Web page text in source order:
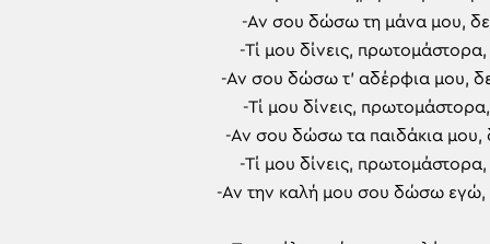
-Αν σου δώσω τη μάνα μου,
-Τί μου δίνεις,
-Αν σου δώσω τ’ αδέρφια μου,
-Τί μου δίνεις,
-Αν σου δώσω τα παιδάκια μου,
-Τί μου δίνεις,
-Αν την καλή μου σου δώσω εγώ,